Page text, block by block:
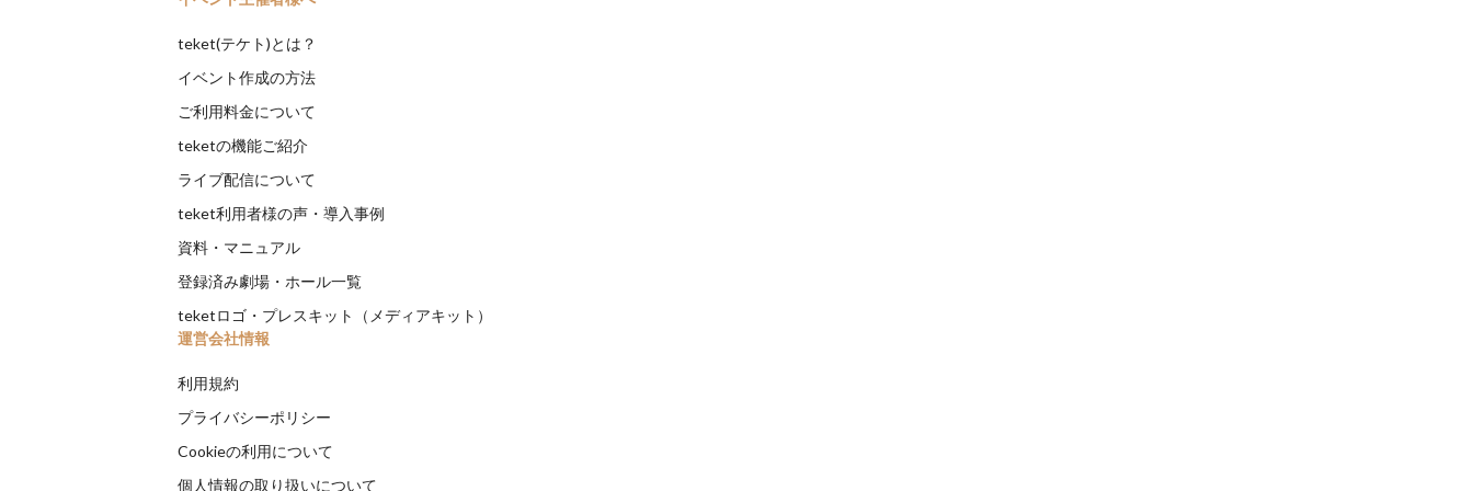
teket(テケト)とは？
イベント作成の方法
ご利用料金について
teketの機能ご紹介
ライブ配信について
teket利用者様の声・導入事例
資料・マニュアル
登録済み劇場・ホール一覧
teketロゴ・プレスキット（メディアキット）
運営会社情報
利用規約
プライバシーポリシー
Cookieの利用について
個人情報の取り扱いについて